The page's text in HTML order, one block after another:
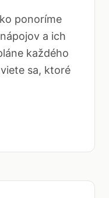
ponoríme
a ich
každého
sa, ktoré